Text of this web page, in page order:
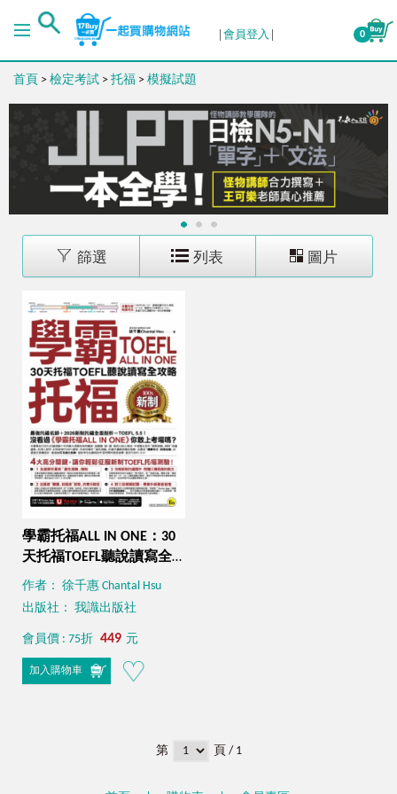
排序
出版日期 (舊→新)
銷售量 (高→低)
銷售量 (低→高)
會員登入 0
首頁 > 檢定考試 > 托福 > 模擬試題
1 2 3
篩選 列表 圖片
學霸托福ALL IN ONE：30
天托福TOEFL聽說讀寫全
攻略(附「Youtor App」內
含VRP虛擬點讀筆)
作者： 徐千惠 Chantal Hsu
出版社： 我識出版社
會員價 : 75折 449 元
加入購物車
第 頁 / 1